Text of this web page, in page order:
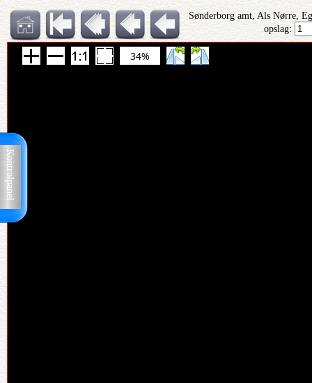
Kontrolpanel
Sønderborg amt, Als Nørre,
opslag:
34%